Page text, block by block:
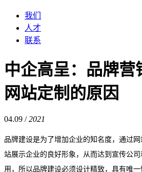
我们
人才
联系
中企高呈：品牌营
网站定制的原因
04.09 /2021
品牌建设是为了增加企业的知名度，通过
站展示企业的良好形象，从而达到宣传公
用，所以品牌建设必须设计精致，具有唯一